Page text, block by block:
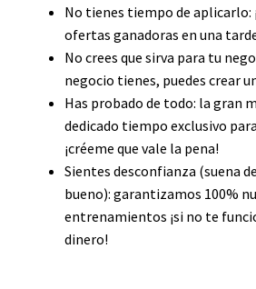
No tienes tiempo de aplicarlo:
ofertas ganadoras en una
No crees que sirva para tu
negocio tienes, puedes crear
Has probado de todo: la gran
dedicado tiempo exclusivo
¡créeme que vale la pena!
Sientes desconfianza (suena
bueno): garantizamos 100%
entrenamientos ¡si no te
dinero!